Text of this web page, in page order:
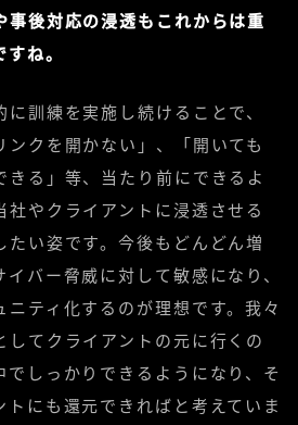
事後対応の浸透もこれからは重
ね。
に訓練を実施し続けることで、
ンクを開かない」、「開いても
きる」等、当たり前にできるよ
社やクライアントに浸透させる
たい姿です。今後もどんどん増
バー脅威に対して敏感になり、
ティ化するのが理想です。我々
してクライアントの元に行くの
でしっかりできるようになり、そ
トにも還元できればと考えていま